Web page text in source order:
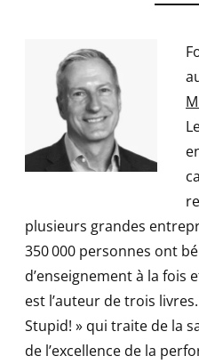
plusieurs grandes
350 000 personnes ont
d’enseignement à la fois
est l’auteur de trois
Stupid! » qui traite de la
de l’excellence de la